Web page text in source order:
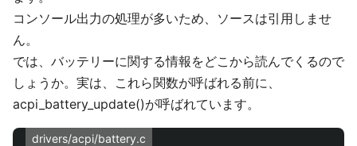
コンソール出力の処理が多いため、ソースは引用しませ
ん。
では、バッテリーに関する情報をどこから読んでくるので
しょうか。実は、これら関数が呼ばれる前に、
acpi_battery_update()が呼ばれています。
drivers/acpi/battery.c